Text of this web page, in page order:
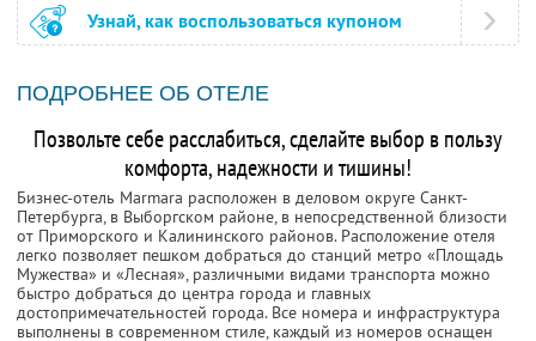
Узнай, как воспользоваться купоном
ПОДРОБНЕЕ ОБ ОТЕЛЕ
Позвольте себе расслабиться, сделайте выбор в пользу
комфорта, надежности и тишины!
Бизнес-отель Marmara расположен в деловом округе Санкт-
Петербурга, в Выборгском районе, в непосредственной близости
от Приморского и Калининского районов. Расположение отеля
легко позволяет пешком добраться до станций метро «Площадь
Мужества» и «Лесная», различными видами транспорта можно
быстро добраться до центра города и главных
достопримечательностей города. Все номера и инфраструктура
выполнены в современном стиле, каждый из номеров оснащен